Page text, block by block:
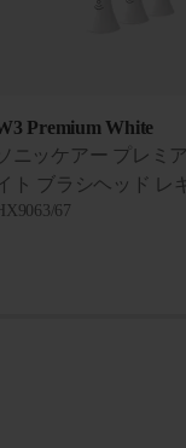
Premium White
ニッケアー プレミ
ト ブラシヘッド レ
67